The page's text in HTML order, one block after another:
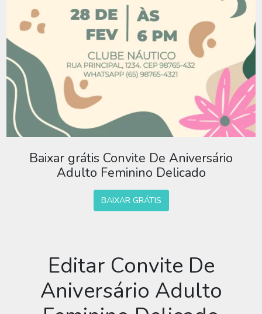
Baixar grátis Convite De Aniversário
Adulto Feminino Delicado
BAIXAR GRÁTIS
Editar Convite De
Aniversário Adulto